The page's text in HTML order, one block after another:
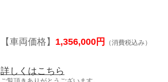
【車両価格】 1,356,000円 （消費税込み）
詳しくはこちら